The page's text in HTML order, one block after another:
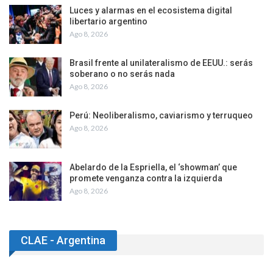
Luces y alarmas en el ecosistema digital
libertario argentino
Ago 8, 2026
Brasil frente al unilateralismo de EEUU.: serás
soberano o no serás nada
Ago 8, 2026
Perú: Neoliberalismo, caviarismo y terruqueo
Ago 8, 2026
Abelardo de la Espriella, el ‘showman’ que
promete venganza contra la izquierda
Ago 8, 2026
CLAE - Argentina